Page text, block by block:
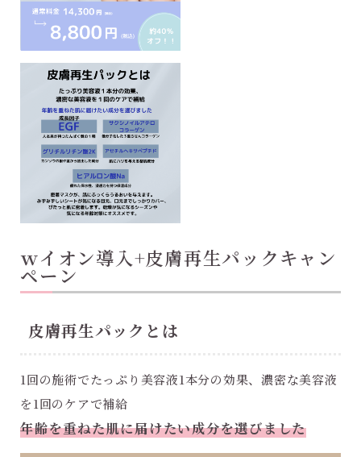
ｗイオン導入+皮膚再生パックキャン
ペーン
皮膚再生パックとは
1回の施術でたっぷり美容液1本分の効果、濃密な美容液
を1回のケアで補給
年齢を重ねた肌に届けたい成分を選びました